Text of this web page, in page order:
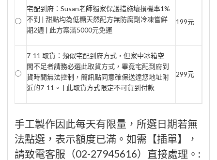
宅配到府：Susan老師獨家保護措施壞損機率1%
不到 | 甜點均為低糖天然配方無防腐劑冷凍嘗鮮
期2週 | 此方案滿5000元免運
199元
7-11 取貨：類似宅配到府方式，但家中冰箱空
間不足者請務必選此取貨方式，畢竟宅配到府到
貨時間無法控制，簡訊點同意確保送達您地址附
近的7-11。 | 此取貨方式限定不可貨到付款
299元
手工製作因此每天有限量，所選日期若無
法點選，表示額度已滿。如需【插單】，
請致電客服（02-27945616）直接處理。: